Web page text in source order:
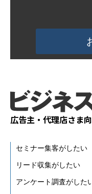
広告主・代理店さま
セミナー集客がしたい
リード収集がしたい
アンケート調査がした